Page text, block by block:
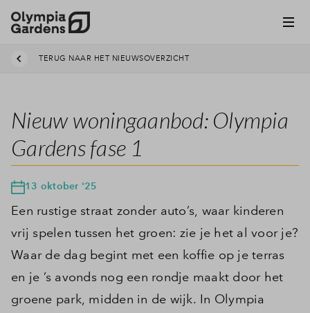
TERUG NAAR HET NIEUWSOVERZICHT
Nieuw woningaanbod: Olympia
Gardens fase 1
13 oktober '25
Een rustige straat zonder auto’s, waar kinderen
vrij spelen tussen het groen: zie je het al voor je?
Waar de dag begint met een koffie op je terras
en je ’s avonds nog een rondje maakt door het
groene park, midden in de wijk. In Olympia